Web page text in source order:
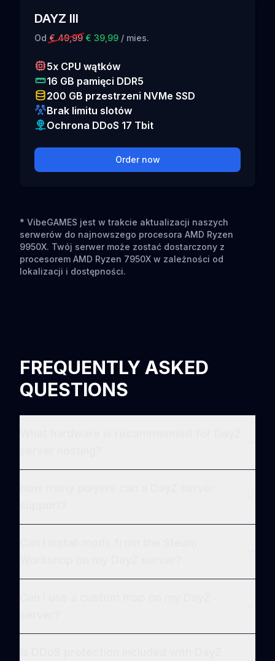
DAYZ III
Od € 49,99 € 39,99 / mies.
5x CPU wątków
16 GB pamięci DDR5
200 GB przestrzeni NVMe SSD
Brak limitu slotów
Ochrona DDoS 17 Tbit
Order now
* VibeGAMES jest w trakcie aktualizacji naszych
serwerów do najnowszego procesora AMD Ryzen
9950X. Twój serwer może zostać dostarczony z
procesorem AMD Ryzen 7950X w zależności od
lokalizacji i dostępności.
FREQUENTLY ASKED
QUESTIONS